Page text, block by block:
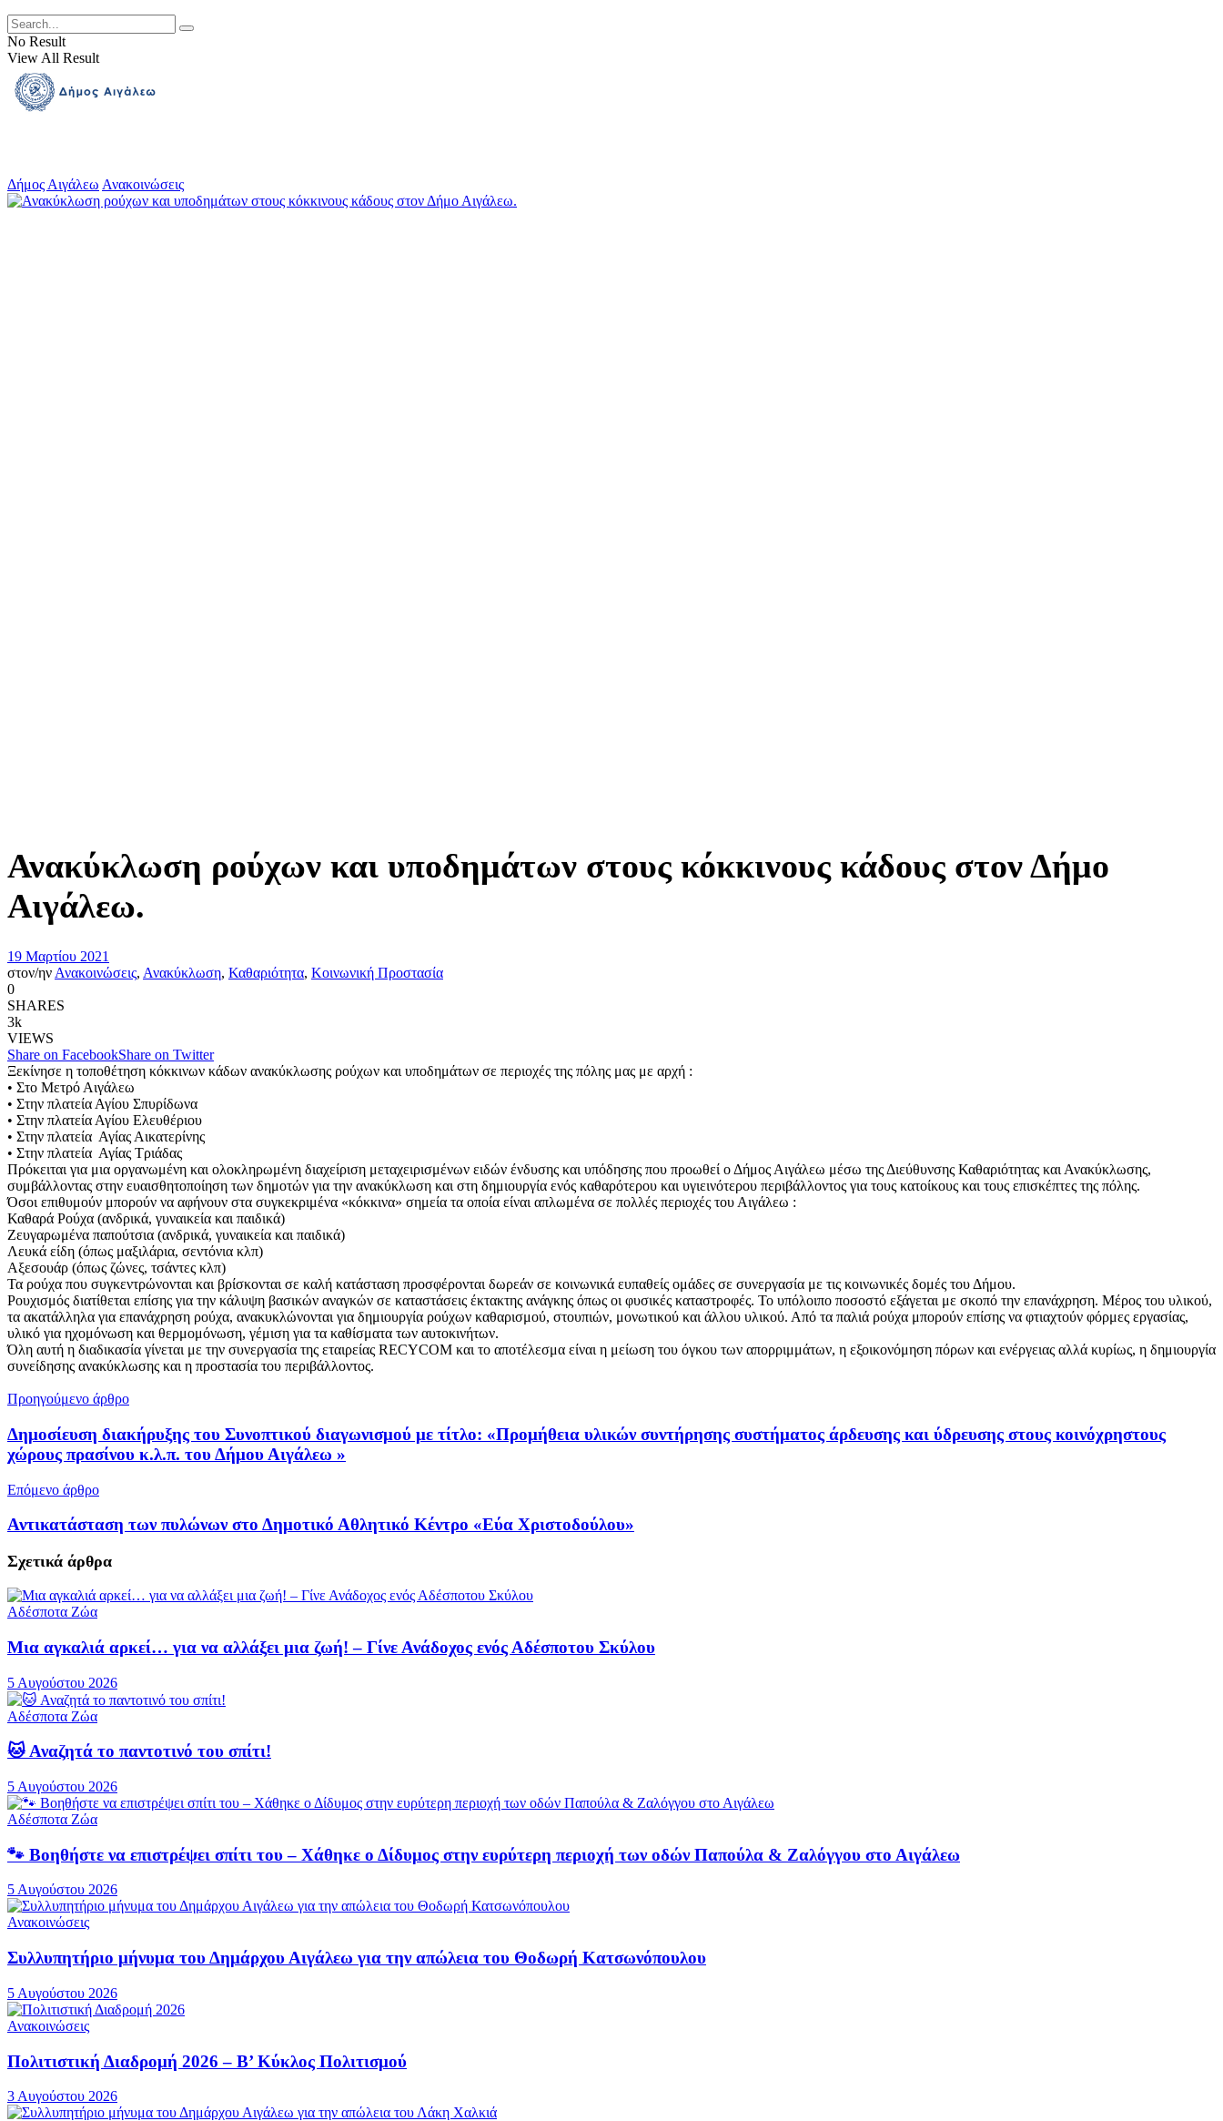
No Result
View All Result
Δήμος Αιγάλεω Ανακοινώσεις
Ανακύκλωση ρούχων και υποδημάτων στους κόκκινους κάδους στον Δήμο
Αιγάλεω.
19 Μαρτίου 2021
στον/ην Ανακοινώσεις, Ανακύκλωση, Καθαριότητα, Κοινωνική Προστασία
0
SHARES
3k
VIEWS
Share on FacebookShare on Twitter
Ξεκίνησε η τοποθέτηση κόκκινων κάδων ανακύκλωσης ρούχων και υποδημάτων σε περιοχές της πόλης μας με αρχή :
• Στο Μετρό Αιγάλεω
• Στην πλατεία Αγίου Σπυρίδωνα
• Στην πλατεία Αγίου Ελευθέριου
• Στην πλατεία Αγίας Αικατερίνης
• Στην πλατεία Αγίας Τριάδας
Πρόκειται για μια οργανωμένη και ολοκληρωμένη διαχείριση μεταχειρισμένων ειδών ένδυσης και υπόδησης που προωθεί ο Δήμος Αιγάλεω μέσω της Διεύθυνσης Καθαριότητας και Ανακύκλωσης,
συμβάλλοντας στην ευαισθητοποίηση των δημοτών για την ανακύκλωση και στη δημιουργία ενός καθαρότερου και υγιεινότερου περιβάλλοντος για τους κατοίκους και τους επισκέπτες της πόλης.
Όσοι επιθυμούν μπορούν να αφήνουν στα συγκεκριμένα «κόκκινα» σημεία τα οποία είναι απλωμένα σε πολλές περιοχές του Αιγάλεω :
Καθαρά Ρούχα (ανδρικά, γυναικεία και παιδικά)
Ζευγαρωμένα παπούτσια (ανδρικά, γυναικεία και παιδικά)
Λευκά είδη (όπως μαξιλάρια, σεντόνια κλπ)
Αξεσουάρ (όπως ζώνες, τσάντες κλπ)
Τα ρούχα που συγκεντρώνονται και βρίσκονται σε καλή κατάσταση προσφέρονται δωρεάν σε κοινωνικά ευπαθείς ομάδες σε συνεργασία με τις κοινωνικές δομές του Δήμου.
Ρουχισμός διατίθεται επίσης για την κάλυψη βασικών αναγκών σε καταστάσεις έκτακτης ανάγκης όπως οι φυσικές καταστροφές. Το υπόλοιπο ποσοστό εξάγεται με σκοπό την επανάχρηση. Μέρος του υλικού,
τα ακατάλληλα για επανάχρηση ρούχα, ανακυκλώνονται για δημιουργία ρούχων καθαρισμού, στουπιών, μονωτικού και άλλου υλικού. Από τα παλιά ρούχα μπορούν επίσης να φτιαχτούν φόρμες εργασίας,
υλικό για ηχομόνωση και θερμομόνωση, γέμιση για τα καθίσματα των αυτοκινήτων.
Όλη αυτή η διαδικασία γίνεται με την συνεργασία της εταιρείας RECYCOM και το αποτέλεσμα είναι η μείωση του όγκου των απορριμμάτων, η εξοικονόμηση πόρων και ενέργειας αλλά κυρίως, η δημιουργία
συνείδησης ανακύκλωσης και η προστασία του περιβάλλοντος.
Προηγούμενο άρθρο
Δημοσίευση διακήρυξης του Συνοπτικού διαγωνισμού με τίτλο: «Προμήθεια υλικών συντήρησης συστήματος άρδευσης και ύδρευσης στους κοινόχρηστους
χώρους πρασίνου κ.λ.π. του Δήμου Αιγάλεω »
Επόμενο άρθρο
Αντικατάσταση των πυλώνων στο Δημοτικό Αθλητικό Κέντρο «Εύα Χριστοδούλου»
Σχετικά άρθρα
Αδέσποτα Ζώα
Μια αγκαλιά αρκεί… για να αλλάξει μια ζωή! – Γίνε Ανάδοχος ενός Αδέσποτου Σκύλου
5 Αυγούστου 2026
Αδέσποτα Ζώα
🐱 Αναζητά το παντοτινό του σπίτι!
5 Αυγούστου 2026
Αδέσποτα Ζώα
🐾 Βοηθήστε να επιστρέψει σπίτι του – Χάθηκε ο Δίδυμος στην ευρύτερη περιοχή των οδών Παπούλα & Ζαλόγγου στο Αιγάλεω
5 Αυγούστου 2026
Ανακοινώσεις
Συλλυπητήριο μήνυμα του Δημάρχου Αιγάλεω για την απώλεια του Θοδωρή Κατσωνόπουλου
5 Αυγούστου 2026
Ανακοινώσεις
Πολιτιστική Διαδρομή 2026 – Β’ Κύκλος Πολιτισμού
3 Αυγούστου 2026